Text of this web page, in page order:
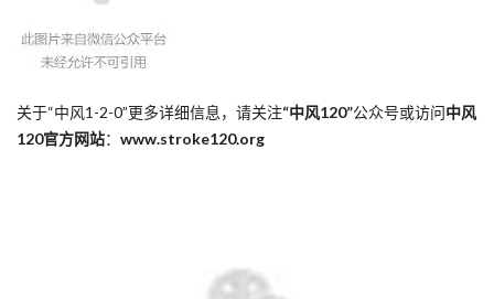
关于“中风1-2-0”更多详细信息，请关注“中风120”公众号或访问中风
120官方网站： www.stroke120.org